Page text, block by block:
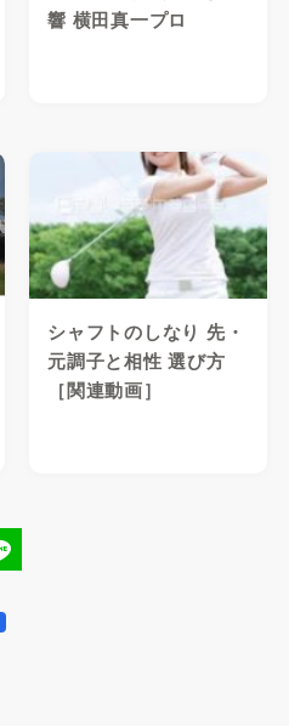
響 横田真一プロ
シャフトのしなり 先・
元調子と相性 選び方
［関連動画］